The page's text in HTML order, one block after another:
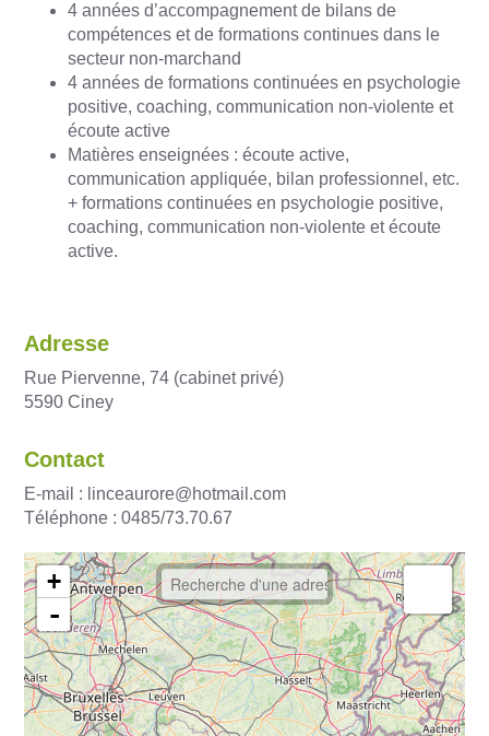
4 années d’accompagnement de bilans de
compétences et de formations continues dans le
secteur non-marchand
4 années de formations continuées en psychologie
positive, coaching, communication non-violente et
écoute active
Matières enseignées : écoute active,
communication appliquée, bilan professionnel, etc.
+ formations continuées en psychologie positive,
coaching, communication non-violente et écoute
active.
Adresse
Rue Piervenne, 74 (cabinet privé)
5590 Ciney
Contact
E-mail : linceaurore@hotmail.com
Téléphone :0485/73.70.67
+
-